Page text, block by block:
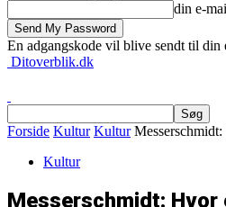
din e-
En adgangskode vil blive sendt til din
Ditoverblik.dk
Forside Kultur Kultur
Kultur
Messerschmidt: